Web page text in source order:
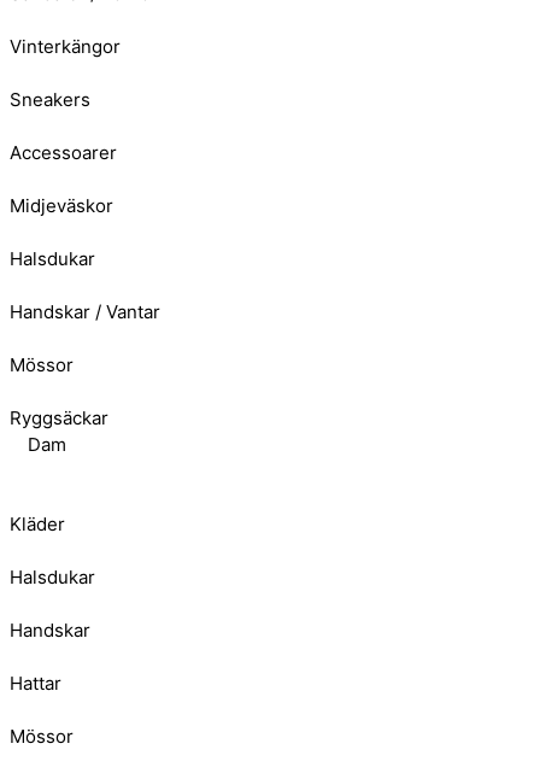
Vinterkängor
Sneakers
Accessoarer
Midjeväskor
Halsdukar
Handskar / Vantar
Mössor
Ryggsäckar
Dam
Kläder
Halsdukar
Handskar
Hattar
Mössor